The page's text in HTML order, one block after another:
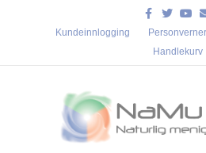
Facebook
Twitter
Kundeinnlogging
Handlekurv